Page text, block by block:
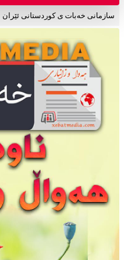
سازمانی خەبات ی کوردستانی ئێران